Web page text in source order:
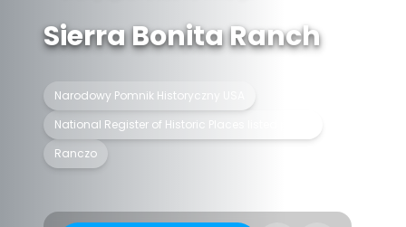
Sierra Bonita Ranch
Narodowy Pomnik Historyczny USA
National Register of Historic Places listed place
Ranczo